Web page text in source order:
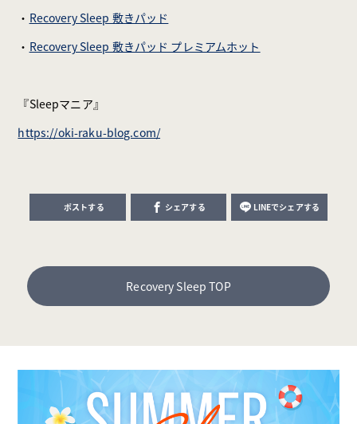
・ Recovery Sleep 敷きパッド
・ Recovery Sleep 敷きパッド プレミアムホット
『Sleepマニア』
https://oki-raku-blog.com/
ポストする シェアする LINEでシェアする
Recovery Sleep TOP